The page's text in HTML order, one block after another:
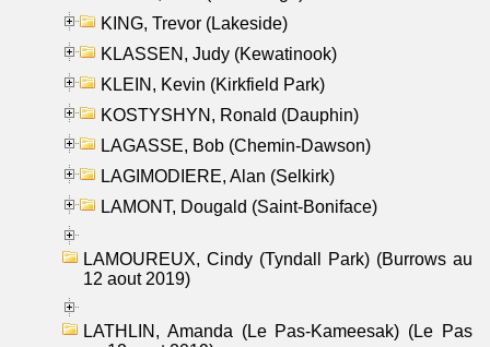
KING, Trevor (Lakeside)
KLASSEN, Judy (Kewatinook)
KLEIN, Kevin (Kirkfield Park)
KOSTYSHYN, Ronald (Dauphin)
LAGASSE, Bob (Chemin-Dawson)
LAGIMODIERE, Alan (Selkirk)
LAMONT, Dougald (Saint-Boniface)
LAMOUREUX, Cindy (Tyndall Park) (Burrows au
12 aout 2019)
LATHLIN, Amanda (Le Pas-Kameesak) (Le Pas